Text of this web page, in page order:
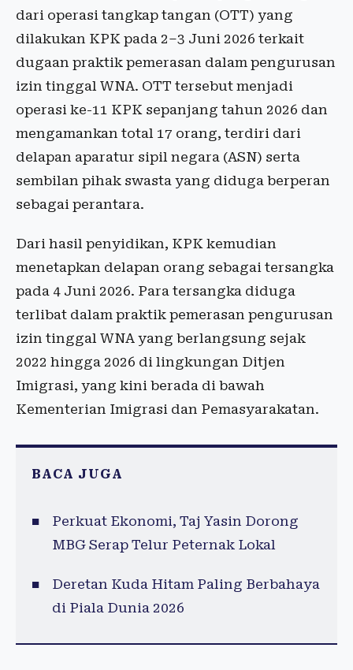
dari operasi tangkap tangan (OTT) yang
dilakukan KPK pada 2–3 Juni 2026 terkait
dugaan praktik pemerasan dalam pengurusan
izin tinggal WNA. OTT tersebut menjadi
operasi ke-11 KPK sepanjang tahun 2026 dan
mengamankan total 17 orang, terdiri dari
delapan aparatur sipil negara (ASN) serta
sembilan pihak swasta yang diduga berperan
sebagai perantara.
Dari hasil penyidikan, KPK kemudian
menetapkan delapan orang sebagai tersangka
pada 4 Juni 2026. Para tersangka diduga
terlibat dalam praktik pemerasan pengurusan
izin tinggal WNA yang berlangsung sejak
2022 hingga 2026 di lingkungan Ditjen
Imigrasi, yang kini berada di bawah
Kementerian Imigrasi dan Pemasyarakatan.
BACA JUGA
Perkuat Ekonomi, Taj Yasin Dorong
MBG Serap Telur Peternak Lokal
Deretan Kuda Hitam Paling Berbahaya
di Piala Dunia 2026